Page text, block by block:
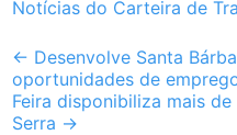
Notícias do Carteira de
Post
navigation
← Desenvolve Santa
oportunidades de
Feira disponibiliza mais
Serra →